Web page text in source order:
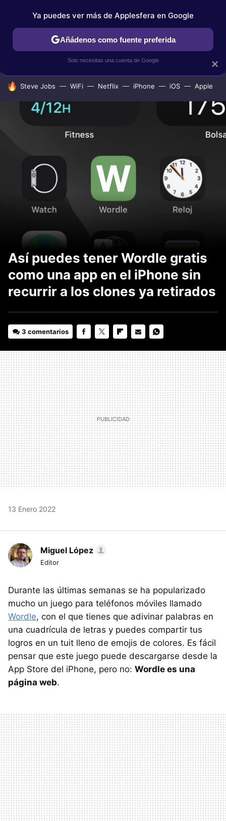
IPHONE TUTORIALES APPLESFERA SELECCIÓN
HOY SE HABLA DE
Steve Jobs WiFi Netflix iPhone iOS Apple
Así puedes tener Wordle gratis
como una app en el iPhone sin
recurrir a los clones ya retirados
3 comentarios
MAIL
13 Enero 2022
Miguel López
Editor
Durante las últimas semanas se ha popularizado
mucho un juego para teléfonos móviles llamado
Wordle, con el que tienes que adivinar palabras en
una cuadrícula de letras y puedes compartir tus
logros en un tuit lleno de emojis de colores. Es fácil
pensar que este juego puede descargarse desde la
App Store del iPhone, pero no: Wordle es una
página web.
×
Ya puedes ver más de Applesfera en Google
Añádenos como fuente preferida
Solo necesitas una cuenta de Google